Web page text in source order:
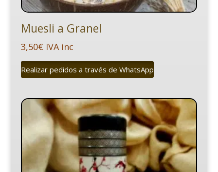
Muesli a Granel
3,50€ IVA inc
Realizar pedidos a través de WhatsApp